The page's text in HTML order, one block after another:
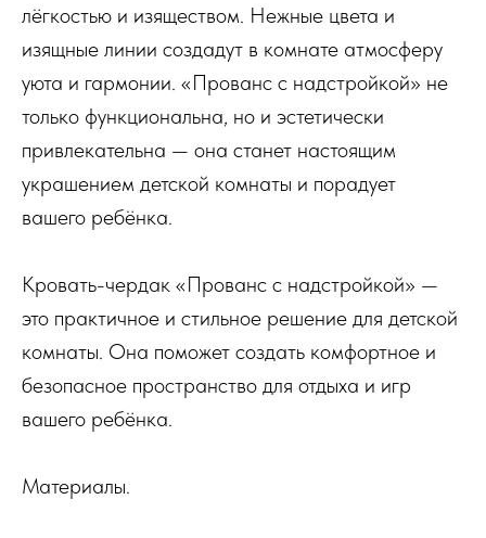
лёгкостью и изяществом. Нежные цвета и
изящные линии создадут в комнате атмосферу
уюта и гармонии. «Прованс с надстройкой» не
только функциональна, но и эстетически
привлекательна — она станет настоящим
украшением детской комнаты и порадует
вашего ребёнка.
Кровать-чердак «Прованс с надстройкой» —
это практичное и стильное решение для детской
комнаты. Она поможет создать комфортное и
безопасное пространство для отдыха и игр
вашего ребёнка.
Материалы.